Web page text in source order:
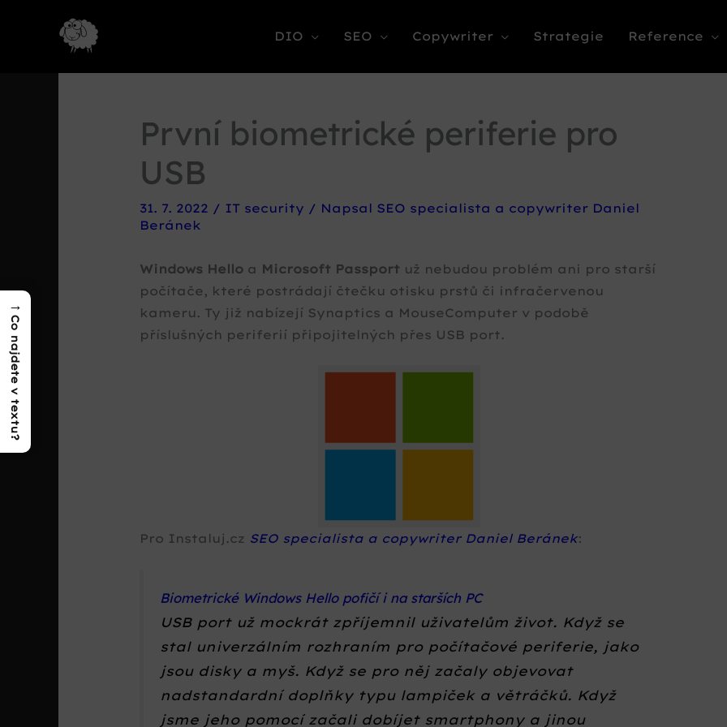
DIO SEO Copywriter Strategie Reference
První biometrické periferie pro
USB
31. 7. 2022 / IT security / Napsal SEO specialista a copywriter Daniel
Beránek
Windows Hello a Microsoft Passport už nebudou problém ani pro starší
počítače, které postrádají čtečku otisku prstů či infračervenou
kameru. Ty již nabízejí Synaptics a MouseComputer v podobě
příslušných periferií připojitelných přes USB port.
Pro Instaluj.cz SEO specialista a copywriter Daniel Beránek:
Biometrické Windows Hello pofičí i na starších PC
USB port už mockrát zpříjemnil uživatelům život. Když se
stal univerzálním rozhraním pro počítačové periferie, jako
jsou disky a myš. Když se pro něj začaly objevovat
nadstandardní doplňky typu lampiček a větráčků. Když
jsme jeho pomocí začali dobíjet smartphony a jinou
→
Co najdete v textu?